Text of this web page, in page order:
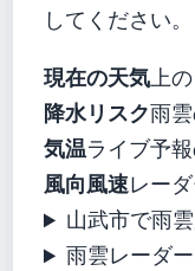
してください。
現在の天気上
降水リスク雨
気温ライブ予
風向風速レー
山武市で雨
雨雲レーダ